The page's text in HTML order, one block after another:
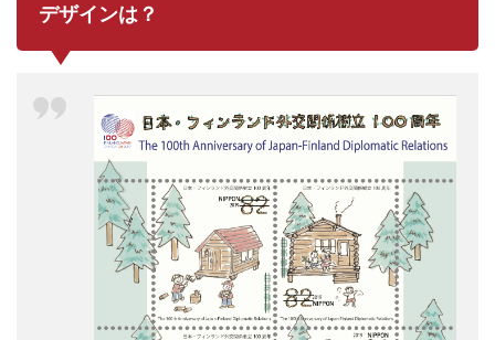
デザインは？